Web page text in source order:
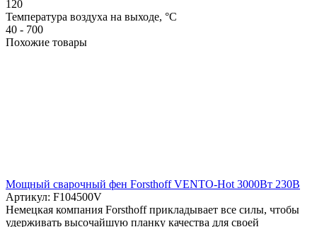
120
Температура воздуха на выходе, °C
40 - 700
Похожие товары
Мощный сварочный фен Forsthoff VENTO-Hot 3000Вт 230В
Артикул: F104500V
Немецкая компания Forsthoff прикладывает все силы, чтобы
удерживать высочайшую планку качества для своей